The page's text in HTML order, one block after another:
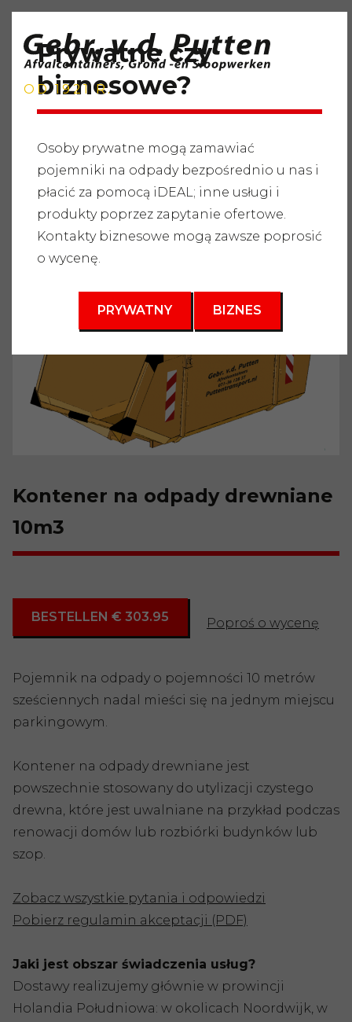
OD 1921 R.
Strona główna " Usługi "Pojemniki na odpady " Odpady
drzewne " Pojemnik na odpady 10m3
10 m3
Kontener na odpady drewniane
10m3
BESTELLEN € 303.95 Poproś o wycenę
Pojemnik na odpady o pojemności 10 metrów
sześciennych nadal mieści się na jednym miejscu
parkingowym.
Kontener na odpady drewniane jest
powszechnie stosowany do utylizacji czystego
drewna, które jest uwalniane na przykład podczas
renowacji domów lub rozbiórki budynków lub
szop.
Zobacz wszystkie pytania i odpowiedzi
Pobierz regulamin akceptacji (PDF)
Jaki jest obszar świadczenia usług?
Dostawy realizujemy głównie w prowincji
Holandia Południowa: w okolicach Noordwijk, w
Prywatne czy
biznesowe?
Osoby prywatne mogą zamawiać
pojemniki na odpady bezpośrednio u nas i
płacić za pomocą iDEAL; inne usługi i
produkty poprzez zapytanie ofertowe.
Kontakty biznesowe mogą zawsze poprosić
o wycenę.
PRYWATNY BIZNES